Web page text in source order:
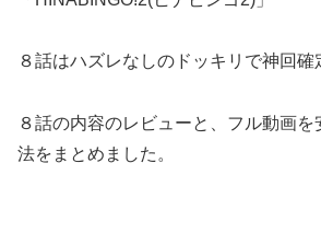
８話はハズレなしのドッキリで神回確
８話の内容のレビューと、フル動画
法をまとめました。